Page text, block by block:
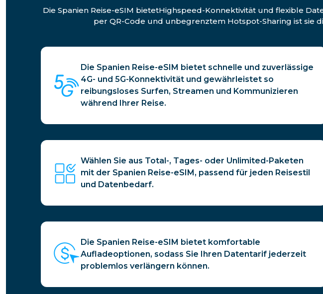
Die Spanien Reise-eSIM bietetHighspeed-Konnektivität und flexible
per QR-Code und unbegrenztem Hotspot-Sharing ist sie
Die Spanien Reise-eSIM bietet schnelle und zuverlässige
4G- und 5G-Konnektivität und gewährleistet so
reibungsloses Surfen, Streamen und Kommunizieren
während Ihrer Reise.
Wählen Sie aus Total-, Tages- oder Unlimited-Paketen
mit der Spanien Reise-eSIM, passend für jeden Reisestil
und Datenbedarf.
Die Spanien Reise-eSIM bietet komfortable
Aufladeoptionen, sodass Sie Ihren Datentarif jederzeit
problemlos verlängern können.